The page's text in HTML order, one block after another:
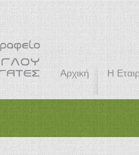
Αρχική Η